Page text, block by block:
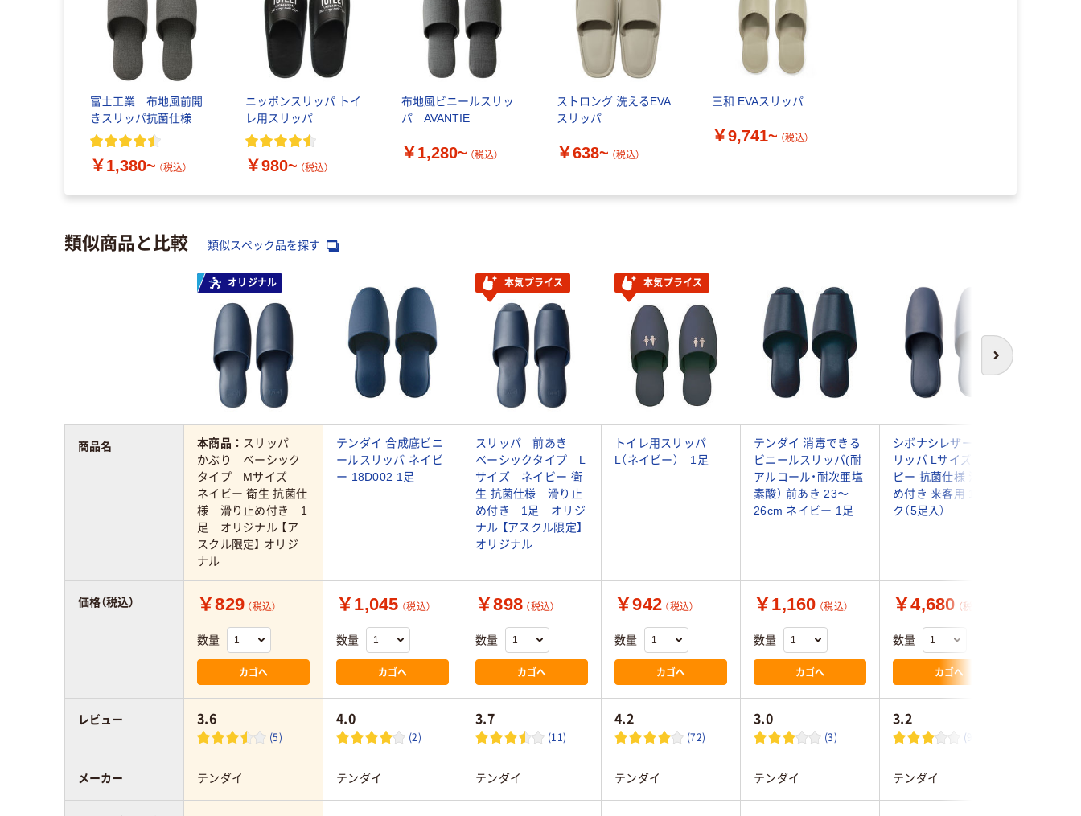
富士工業 布地風前開
きスリッパ抗菌仕様
￥1,380~ （税込）
ニッポンスリッパ トイ
レ用スリッパ
￥980~ （税込）
布地風ビニールスリッ
パ AVANTIE
￥1,280~ （税込）
ストロング 洗えるEVA
スリッパ
￥638~ （税込）
三和 EVAスリッパ
￥9,741~ （税込）
類似商品と比較 類似スペック品を探す
次へ
オリジナル 本気プライス 本気プライス
本商品： スリッパ
かぶり ベーシック
タイプ Mサイズ
ネイビー 衛生 抗菌仕
様 滑り止め付き 1
足 オリジナル 【ア
スクル限定】 オリジ
ナル
テンダイ 合成底ビニ
ールスリッパ ネイビ
ー 18D002 1足
スリッパ 前あき
ベーシックタイプ L
サイズ ネイビー 衛
生 抗菌仕様 滑り止
め付き 1足 オリジ
ナル 【アスクル限定】
オリジナル
トイレ用スリッパ
L（ネイビー） 1足
テンダイ 消毒できる
ビニールスリッパ(耐
アルコール・耐次亜塩
素酸） 前あき 23～
26cm ネイビー 1足
シボナシレザー風ス
リッパ Lサイズ ネイ
ビー 抗菌仕様 滑り止
め付き 来客用 1パッ
ク（5足入）
￥829 （税込）
数量
カゴへ
￥1,045 （税込）
数量
カゴへ
￥898 （税込）
数量
カゴへ
￥942 （税込）
数量
カゴへ
￥1,160 （税込）
数量
カゴへ
￥4,680 （税込）
数量
カゴへ
3.6
(5)
4.0
(2)
3.7
(11)
4.2
(72)
3.0
(3)
3.2
(9)
テンダイ テンダイ テンダイ テンダイ テンダイ テンダイ
商品名
価格（税込）
レビュー
メーカー